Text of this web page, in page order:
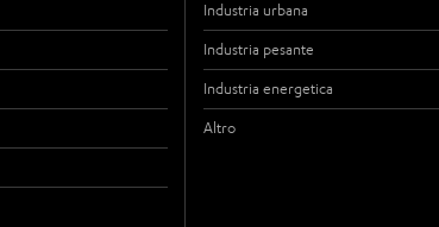
Industria urbana
Industria pesante
Industria energetica
Altro